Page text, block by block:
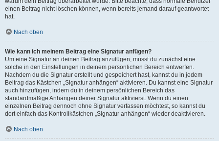
einen Beitrag nicht löschen können, wenn bereits jemand darauf geantwortet
hat.
Nach oben
Wie kann ich meinem Beitrag eine Signatur anfügen?
Um eine Signatur an deinen Beitrag anzufügen, musst du zunächst eine
solche in den Einstellungen in deinem persönlichen Bereich entwerfen.
Nachdem du die Signatur erstellt und gespeichert hast, kannst du in jedem
Beitrag das Kästchen „Signatur anhängen“ aktivieren. Du kannst eine Signatur
auch hinzufügen, indem du in deinem persönlichen Bereich das
standardmäßige Anhängen deiner Signatur aktivierst. Wenn du einen
einzelnen Beitrag dennoch ohne Signatur verfassen möchtest, so kannst du
dort einfach das Kontrollkästchen „Signatur anhängen“ wieder deaktivieren.
Nach oben